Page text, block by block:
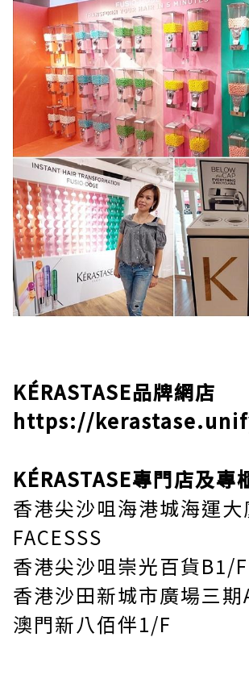
KÉRASTASE品牌網店
https://
KÉRASTASE專門店及專
香港尖沙咀海港城海運大
FACESSS
香港尖沙咀崇光百貨B1/F
香港沙田新城市廣場三期
澳門新八佰伴1/F